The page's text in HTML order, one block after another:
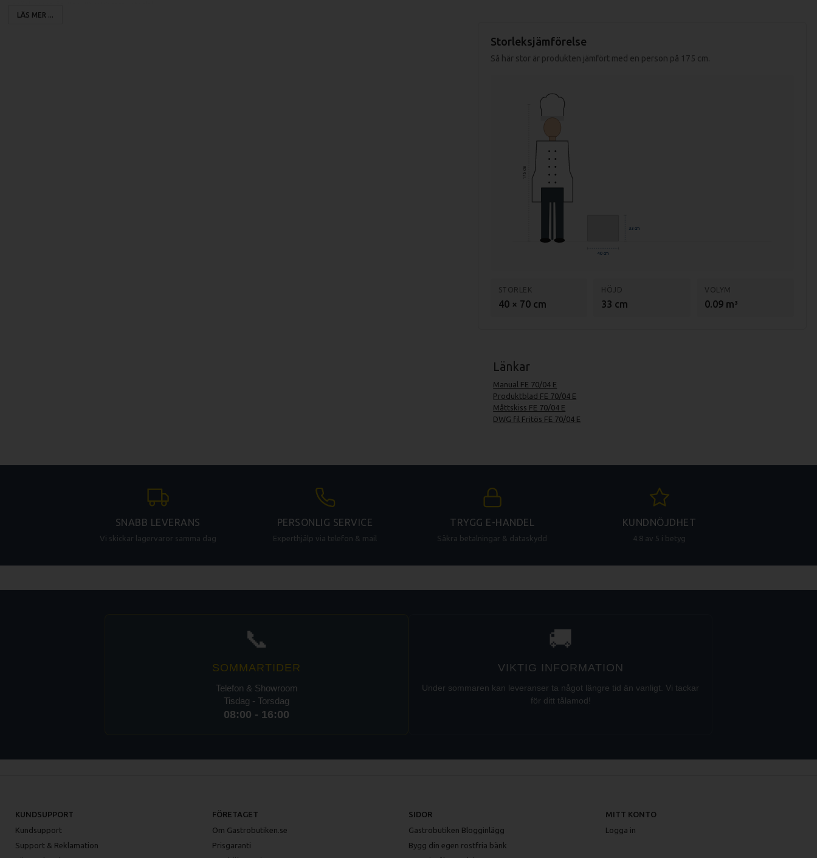
LÄS MER ...
Storleksjämförelse
Så här stor är produkten jämfört med en person på 175 cm.
175 cm
33 cm
40 cm
STORLEK
40 × 70 cm
HÖJD
33 cm
VOLYM
0.09 m³
Länkar
Manual FE 70/04 E
Produktblad FE 70/04 E
Måttskiss FE 70/04 E
DWG fil Fritös FE 70/04 E
SNABB LEVERANS
Vi skickar lagervaror samma dag
PERSONLIG SERVICE
Experthjälp via telefon & mail
TRYGG E-HANDEL
Säkra betalningar & dataskydd
KUNDNÖJDHET
4.8 av 5 i betyg
📞
SOMMARTIDER
Telefon & Showroom
Tisdag - Torsdag
08:00 - 16:00
🚚
VIKTIG INFORMATION
Under sommaren kan leveranser ta något längre tid än vanligt. Vi tackar
för ditt tålamod!
KUNDSUPPORT
Kundsupport
Support & Reklamation
FÖRETAGET
Om Gastrobutiken.se
Prisgaranti
SIDOR
Gastrobutiken Blogginlägg
Bygg din egen rostfria bänk
MITT KONTO
Logga in